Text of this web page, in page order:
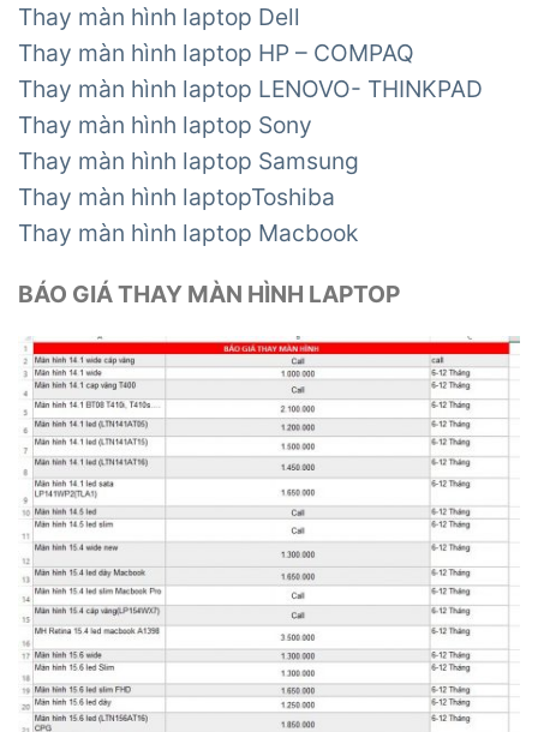
Thay màn hình laptop Dell
Thay màn hình laptop HP – COMPAQ
Thay màn hình laptop LENOVO- THINKPAD
Thay màn hình laptop Sony
Thay màn hình laptop Samsung
Thay màn hình laptopToshiba
Thay màn hình laptop Macbook
BÁO GIÁ THAY MÀN HÌNH LAPTOP